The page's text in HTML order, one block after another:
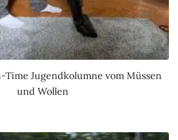
Time Jugendkolumne vom Müssen
und Wollen